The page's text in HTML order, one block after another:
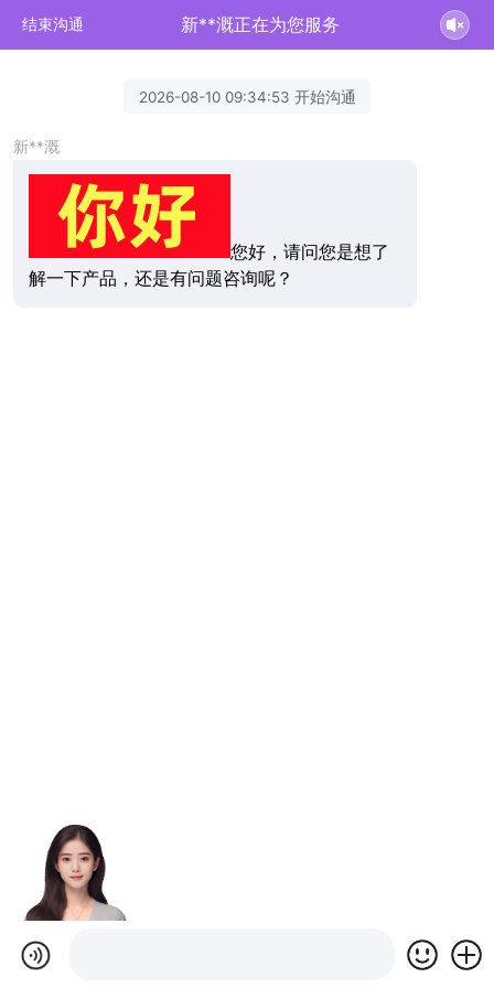
结束沟通 新**溉正在为您服务
2026-08-10 09:34:53 开始沟通
新**溉
您好，请问您是想了
解一下产品，还是有问题咨询呢？